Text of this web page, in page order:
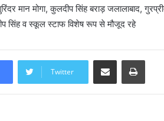
मान मोगा, कुलदीप सिंह बराड़ जलालाबाद,
सिंह व स्कूल स्टाफ विशेष रूप से मौजूद रहे
Twitter
Share via Email Print